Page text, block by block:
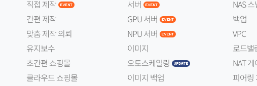
직접 제작
간편 제작
맞춤 제작 의뢰
유지보수
초간편 쇼핑몰
클라우드 쇼핑몰
서버
GPU 서버
NPU 서버
이미지
오토스케일링
이미지 백업
NAS 스
백업
VPC
로드밸
NAT 게
피어링